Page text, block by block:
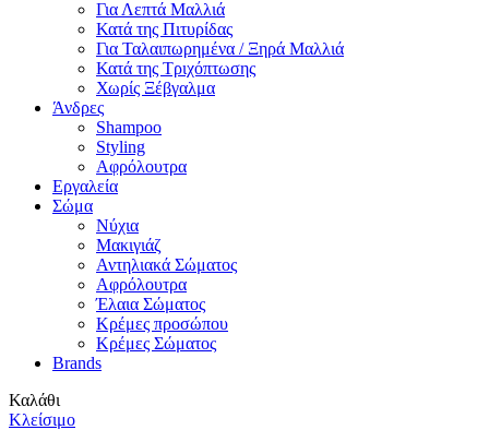
Για Λεπτά Μαλλιά
Κατά της Πιτυρίδας
Για Ταλαιπωρημένα / Ξηρά Μαλλιά
Κατά της Τριχόπτωσης
Χωρίς Ξέβγαλμα
Άνδρες
Shampoo
Styling
Αφρόλουτρα
Εργαλεία
Σώμα
Νύχια
Μακιγιάζ
Αντηλιακά Σώματος
Αφρόλουτρα
Έλαια Σώματος
Κρέμες προσώπου
Κρέμες Σώματος
Brands
Καλάθι
Κλείσιμο